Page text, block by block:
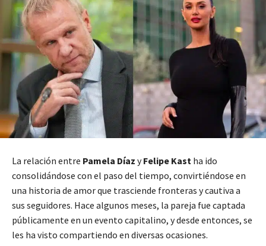
La relación entre Pamela Díaz yFelipe Kast ha ido
consolidándose con el paso del tiempo, convirtiéndose en
una historia de amor que trasciende fronteras y cautiva a
sus seguidores. Hace algunos meses, la pareja fue captada
públicamente en un evento capitalino, y desde entonces, se
les ha visto compartiendo en diversas ocasiones.